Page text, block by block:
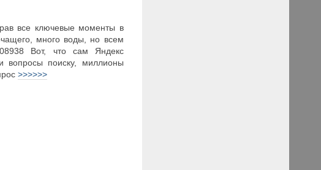
все ключевые моменты в
много воды, но всем
Вот, что сам Яндекс
вопросы поиску, миллионы
>>>>>>